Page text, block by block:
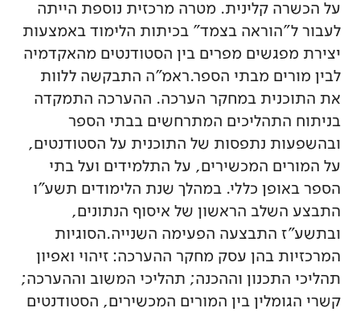
על הכשרה קלינית. מטרה מרכזית נוספת הייתה
לעבור ל"הוראה בצמד" בכיתות הלימוד באמצעות
יצירת מפגשים מפרים בין הסטודנטים מהאקדמיה
לבין מורים מבתי הספר.ראמ"ה התבקשה ללוות
את התוכנית במחקר הערכה. ההערכה התמקדה
בניתוח התהליכים המתרחשים בבתי הספר
ובהשפעות נתפסות של התוכנית על הסטודנטים,
על המורים המכשירים, על התלמידים ועל בתי
הספר באופן כללי. במהלך שנת הלימודים תשע"ו
התבצע השלב הראשון של איסוף הנתונים,
ובתשע"ז התבצעה הפעימה השנייה.הסוגיות
המרכזיות בהן עסק מחקר ההערכה: זיהוי ואפיון
תהליכי התכנון וההכנה; תהליכי המשוב וההערכה;
קשרי הגומלין בין המורים המכשירים, הסטודנטים